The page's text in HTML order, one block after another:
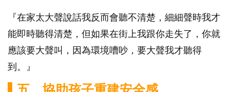
『在家太大聲說話我反而會聽不清楚，細細聲時我才
能即時聽得清楚，但如果在街上我跟你走失了，你就
應該要大聲叫，因為環境嘈吵，要大聲我才聽得
到。』